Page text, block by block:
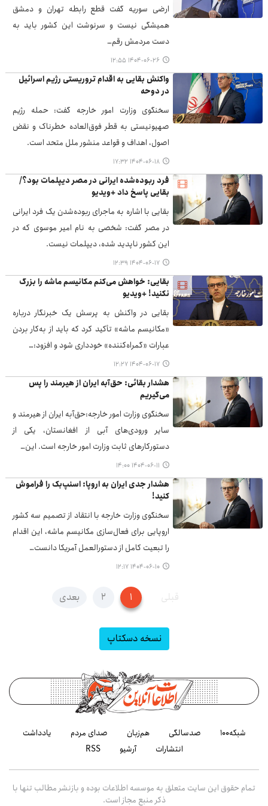
ارضی سوریه گفت قطع رابطه تهران و دمشق
همیشگی نیست و سرنوشت این کشور باید به
دست مردمش رقم…
۱۴۰۴-۰۶-۲۶ ۱۲:۵۵
واکنش بقایی به اقدام تروریستی رژیم اسرائیل
در دوحه
سخنگوی وزارت امور خارجه گفت: حمله رژیم
صهیونیستی به قطر فوق‌العاده خطرناک و نقض
اصول، اهداف و قواعد منشور ملل متحد است.
۱۴۰۴-۰۶-۱۸ ۱۷:۳۲
فرد ربوده‌شده ایرانی در مصر دیپلمات بود؟/
بقایی پاسخ داد +ویدیو
بقایی با اشاره به ماجرای ربوده‌شدن یک فرد ایرانی
در مصر گفت: شخصی به نام امیر موسوی که در
این کشور ناپدید شده، دیپلمات نیست.
۱۴۰۴-۰۶-۱۷ ۱۲:۳۹
بقایی: خواهش می‌کنم مکانیسم ماشه را بزرگ
نکنید! +ویدیو
بقایی در واکنش به پرسش یک خبرنگار درباره
«مکانیسم ماشه» تأکید کرد که باید از به‌کار بردن
عبارات «گمراه‌کننده» خودداری شود و افزود:…
۱۴۰۴-۰۶-۱۷ ۱۲:۲۷
هشدار بقائی: حق‌آبه ایران از هیرمند را پس
می‌گیریم
سخنگوی وزارت امور خارجه:حق‌آبه ایران از هیرمند و
سایر ورودی‌های آبی از افغانستان، یکی از
دستورکارهای ثابت وزارت امور خارجه است. این…
۱۴۰۴-۰۶-۱۱ ۱۴:۰۰
هشدار جدی ایران به اروپا: اسنپ‌بک را فراموش
کنید!
سخنگوی وزارت خارجه با انتقاد از تصمیم سه کشور
اروپایی برای فعال‌سازی مکانیسم ماشه، این اقدام
را تبعیت کامل از دستورالعمل آمریکا دانست…
۱۴۰۴-۰۶-۱۰ ۱۲:۱۷
قبلی ۱ ۲ بعدی
نسخه دسکتاپ
شبکه۱۰۰ صدسالگی هم‌زبان صدای مردم
یادداشت
انتشارات
آرشیو RSS
تمام حقوق این سایت متعلق به موسسه اطلاعات بوده و بازنشر مطالب تنها با
ذکر منبع مجاز است.